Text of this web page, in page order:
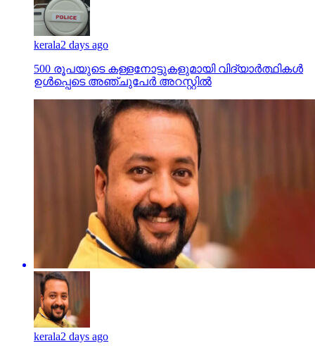
kerala2 days ago
500 രൂപയുടെ കള്ളനോട്ടുകളുമായി വിദ്യാര്‍ത്ഥികള്‍
ഉള്‍പ്പെടെ അഞ്ചുപേര്‍ അറസ്റ്റില്‍
kerala2 days ago